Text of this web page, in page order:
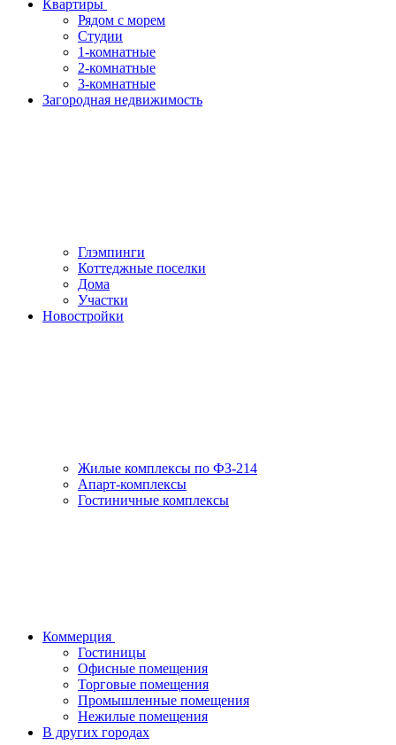
Квартиры
Рядом с морем
Студии
1-комнатные
2-комнатные
3-комнатные
Загородная недвижимость
Глэмпинги
Коттеджные поселки
Дома
Участки
Новостройки
Жилые комплексы по ФЗ-214
Апарт-комплексы
Гостиничные комплексы
Коммерция
Гостиницы
Офисные помещения
Торговые помещения
Промышленные помещения
Нежилые помещения
В других городах